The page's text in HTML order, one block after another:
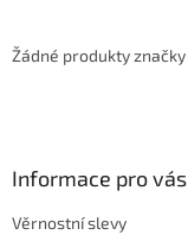
Žádné produkty značky
Informace pro vás
Věrnostní slevy